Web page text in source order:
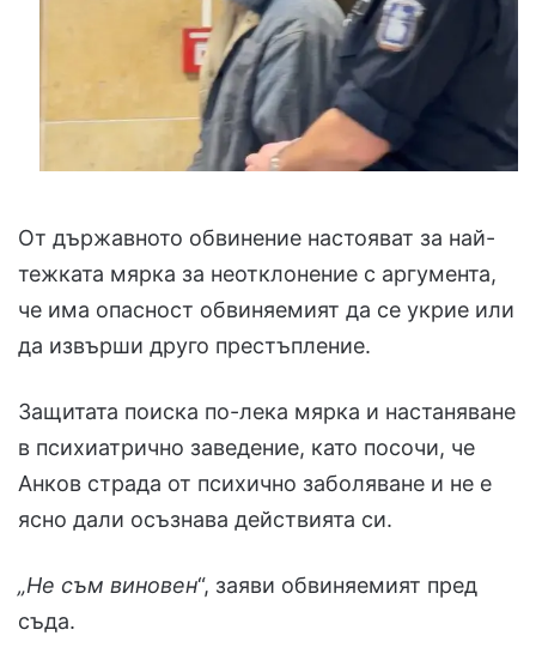
От държавното обвинение настояват за най-
тежката мярка за неотклонение с аргумента,
че има опасност обвиняемият да се укрие или
да извърши друго престъпление.
Защитата поиска по-лека мярка и настаняване
в психиатрично заведение, като посочи, че
Анков страда от психично заболяване и не е
ясно дали осъзнава действията си.
„Не съм виновен“, заяви обвиняемият пред
съда.